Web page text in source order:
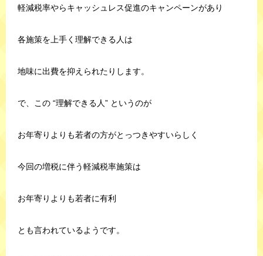
軽減税率やらキャッシュレス促進のキャンペーンがあり
各施策を上手く理解できる人は
地味に出費を抑えられたりします。
で、この “理解できる人” というのが
お年寄りよりも若者の方がとっつきやすいらしく
今回の増税に伴う軽減税率施策は
お年寄りよりも若者に有利
とも言われているようです。